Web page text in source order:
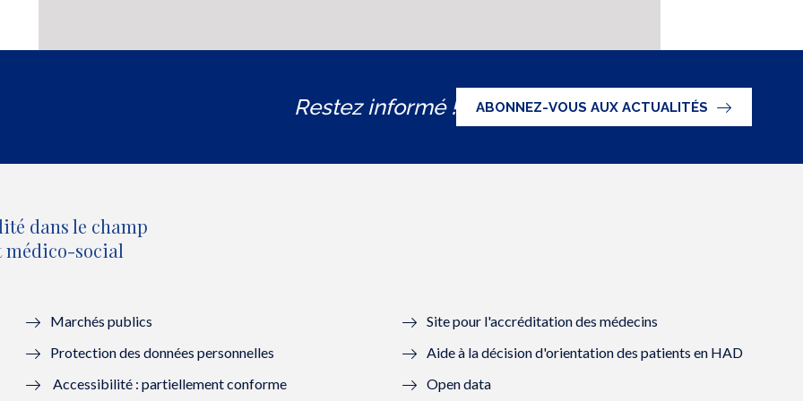
Restez informé ! ABONNEZ-VOUS AUX ACTUALITÉS
dans le champ
médico-social
Marchés publics
Protection des données personnelles
Accessibilité : partiellement conforme
Site pour l'accréditation des médecins
Aide à la décision d'orientation des patients en HAD
Open data